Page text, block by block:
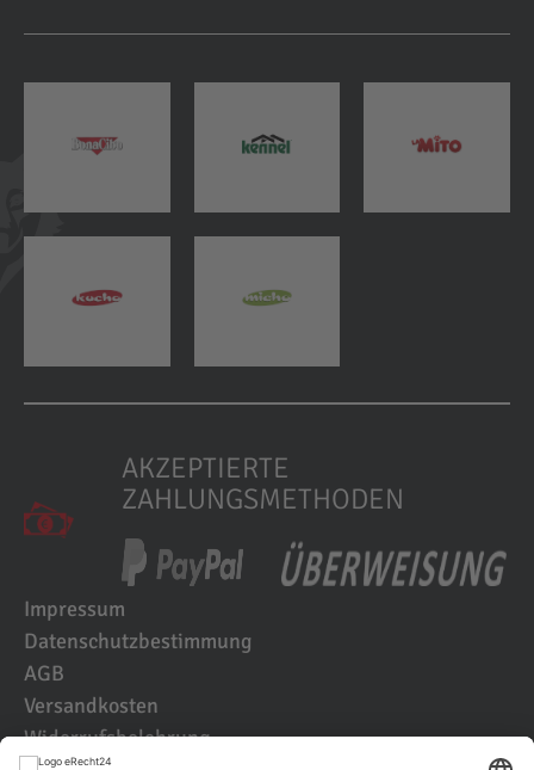
AKZEPTIERTE
ZAHLUNGSMETHODEN
Impressum
Datenschutzbestimmung
AGB
Versandkosten
Widerrufsbelehrung